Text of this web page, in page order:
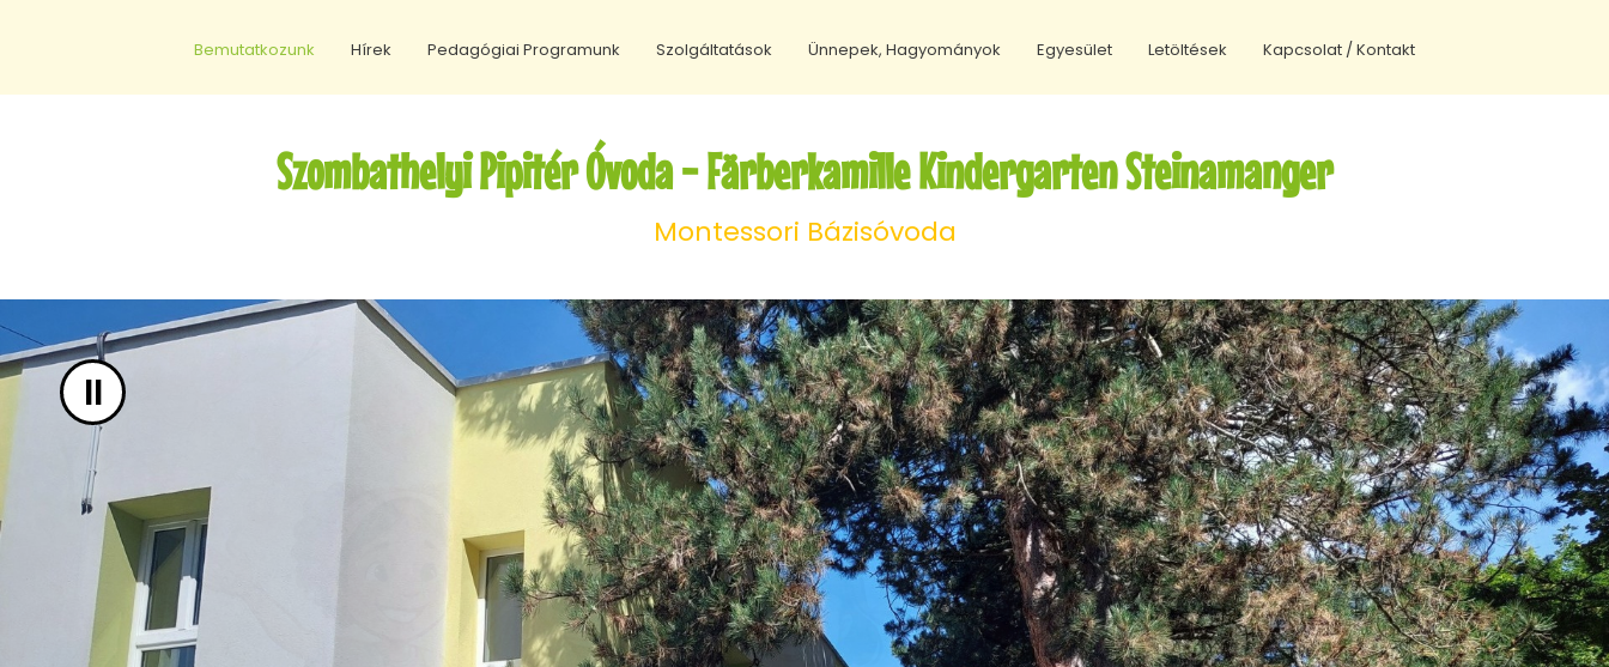
Bemutatkozunk
Személyi Feltételek
Hírek Pedagógiai Programunk Szolgáltatások Ünnepek, Hagyományok Egyesület Letöltések Kapcsolat / Kontakt
Szombathelyi Pipitér Óvoda - Färberkamille Kindergarten Steinamanger
Montessori Bázisóvoda
II